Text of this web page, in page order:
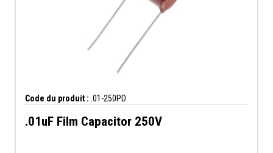
Code du produit : .01-250PD
.01uF Film Capacitor 250V